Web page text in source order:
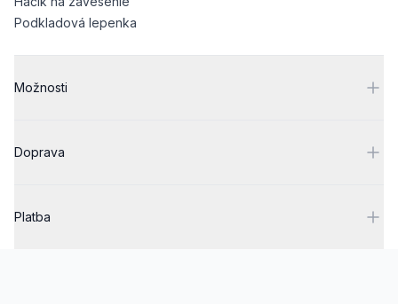
Podkladová lepenka
Možnosti
Doprava
Platba